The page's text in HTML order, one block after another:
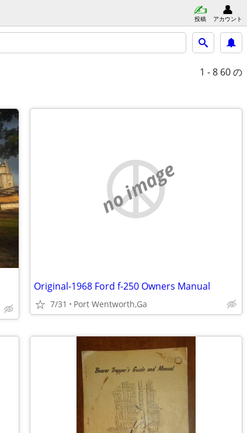
投稿 アカウント
1 - 8 60 の
no image
Original-1968 Ford f-250 Owners Manual
7/31 Port Wentworth,Ga